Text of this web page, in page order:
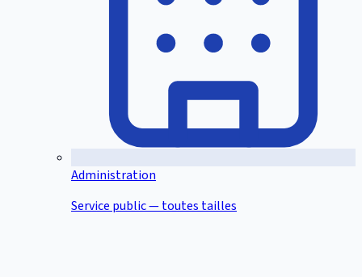
Administration
Service public — toutes tailles